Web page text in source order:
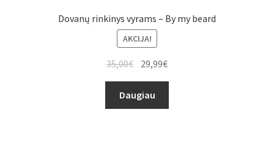
Dovanų rinkinys vyrams – By my beard
AKCIJA!
35,00€ 29,99€
Daugiau